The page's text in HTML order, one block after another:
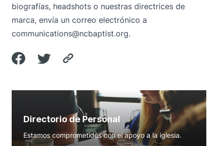
biografías, headshots o nuestras directrices de
marca, envía un correo electrónico a
communications@ncbaptist.org.
Directorio de Personal
Estamos comprometidos con el apoyo a la iglesia.